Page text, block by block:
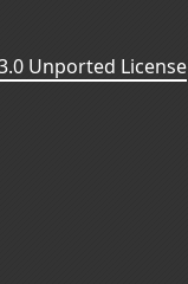
Unported License